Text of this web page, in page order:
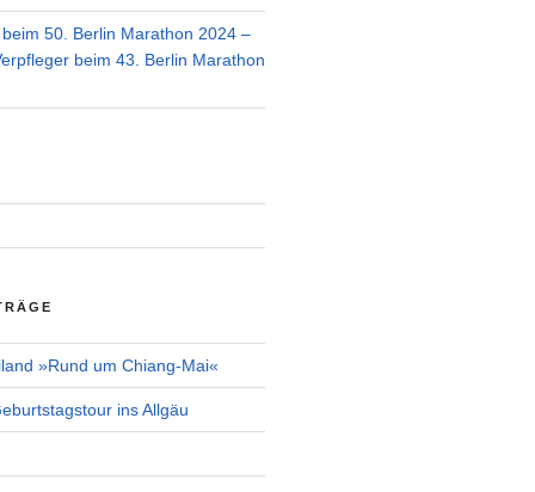
50. Berlin Marathon 2024 –
beim 43. Berlin Marathon
»Rund um Chiang-Mai«
ins Allgäu